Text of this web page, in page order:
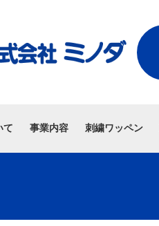
て 事業内容 刺繍ワッペン